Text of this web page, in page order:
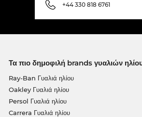
+44 330 818 6761
Τα πιο δημοφιλή brands γυαλιών
Ray-Ban Γυαλιά ηλίου
Oakley Γυαλιά ηλίου
Persol Γυαλιά ηλίου
Carrera Γυαλιά ηλίου